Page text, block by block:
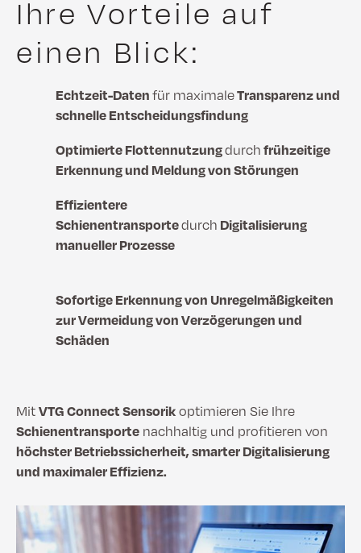
Ihre Vorteile auf
einen Blick:
Echtzeit-Datenfür maximaleTransparenz und
schnelle Entscheidungsfindung
Optimierte Flottennutzungdurchfrühzeitige
Erkennung und Meldung von Störungen
Effizientere
Schienentransportedurch Digitalisierung
manueller Prozesse
Sofortige Erkennung von Unregelmäßigkeiten
zurVermeidung von Verzögerungen und
Schäden
MitVTG Connect Sensorikoptimieren Sie Ihre
Schienentransporte nachhaltig und profitieren von
höchster Betriebssicherheit, smarter Digitalisierung
und maximaler Effizienz.